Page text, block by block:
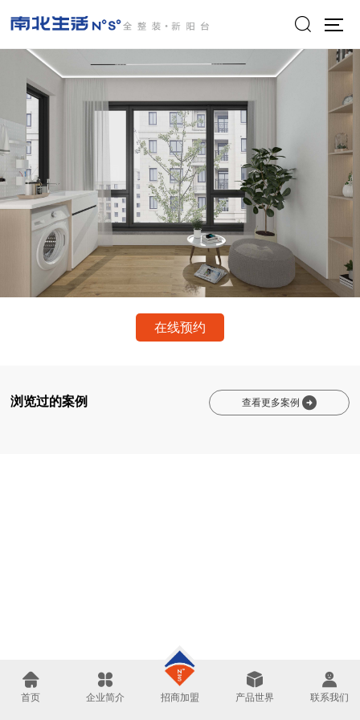

在线预约
浏览过的案例 查看更多案例 

首页

企业简介 招商加盟

产品世界

联系我们